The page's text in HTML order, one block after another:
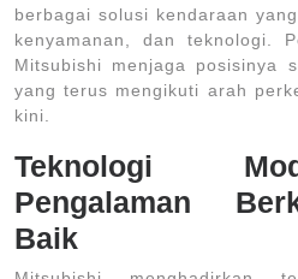
berbagai solusi kendaraan
kenyamanan, dan teknologi.
Mitsubishi menjaga posisinya
yang terus mengikuti arah
kini.
Teknologi
Pengalaman
Baik